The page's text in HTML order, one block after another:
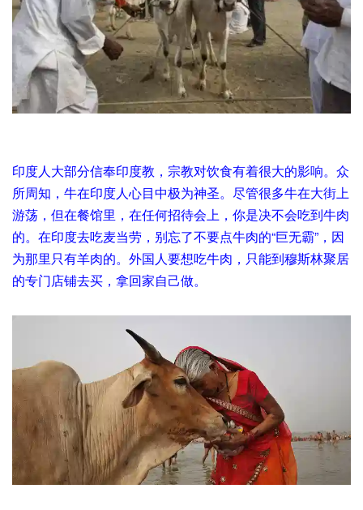
印度人大部分信奉印度教，宗教对饮食有着很大的影响。众
所周知，牛在印度人心目中极为神圣。尽管很多牛在大街上
游荡，但在餐馆里，在任何招待会上，你是决不会吃到牛肉
的。在印度去吃麦当劳，别忘了不要点牛肉的“巨无霸”，因
为那里只有羊肉的。外国人要想吃牛肉，只能到穆斯林聚居
的专门店铺去买，拿回家自己做。